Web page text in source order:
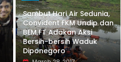
Sambut Hari Air Sedunia,
Convident FKM Undip dan
BEM FT Adakan Aksi
Bersih-bersih Waduk
Diponegoro